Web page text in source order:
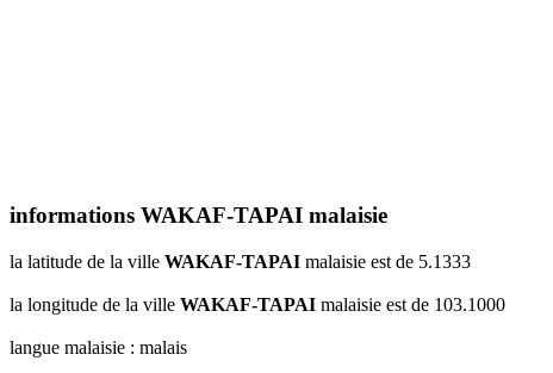
informations WAKAF-TAPAI malaisie
la latitude de la ville WAKAF-TAPAI malaisie est de 5.1333
la longitude de la ville WAKAF-TAPAI malaisie est de 103.1000
langue malaisie : malais